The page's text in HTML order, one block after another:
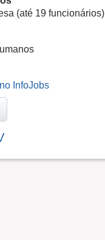
(até 19 funcionários)
InfoJobs